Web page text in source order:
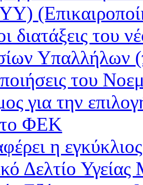
διατάξεις του
Υπαλλήλων
του
για την
το ΦΕΚ
η
Δελτίο